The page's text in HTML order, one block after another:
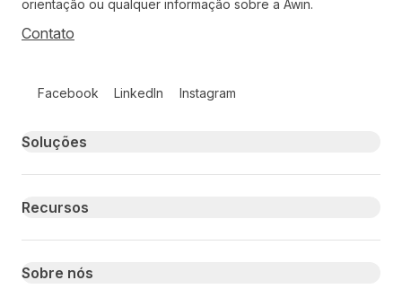
orientação ou qualquer informação sobre a Awin.
Contato
Facebook LinkedIn Instagram
Primary footer navigation
Soluções
Recursos
Sobre nós